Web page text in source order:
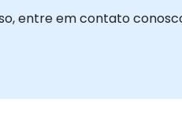
entre em contato